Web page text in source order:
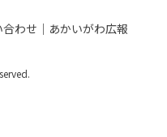
合わせ あかいがわ広報